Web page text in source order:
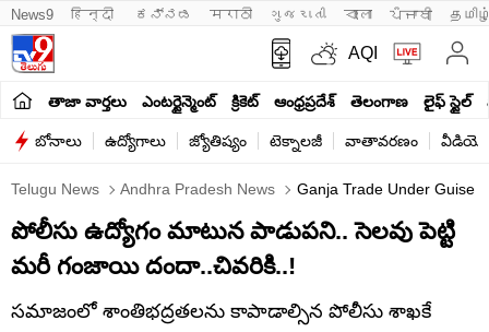
News9 हिन्दी ಕನ್ನಡ मराठी ગુજરાતી বাংলা ਪੰਜਾਬੀ
AQI
తాజా వార్తలు ఎంటర్టైన్మెంట్ క్రికెట్ ఆంధ్రప్రదేశ్ తెలంగాణ లైఫ్ స్టైల్
బోనాలు ఉద్యోగాలు జ్యోతిష్యం టెక్నాలజీ వాతావరణం
Telugu News Andhra Pradesh News Ganja Trade Under Guise
పోలీసు ఉద్యోగం మాటున పాడుపని.. సెలవు పెట్టి
మరీ గంజాయి దందా..చివరికి..!
సమాజంలో శాంతిభద్రతలను కాపాడాల్సిన పోలీసు శాఖకే